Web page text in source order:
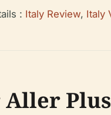
: Italy Review, Italy
Aller